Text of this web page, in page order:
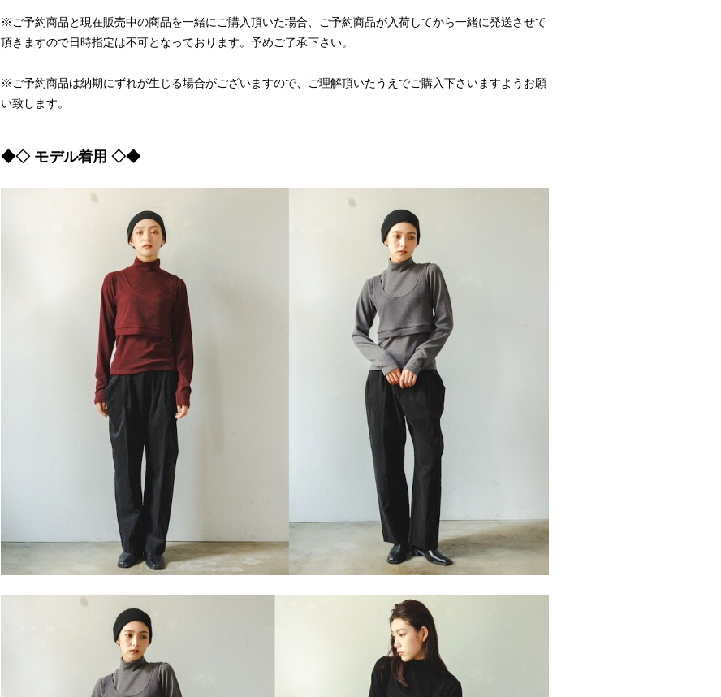
※ご予約商品と現在販売中の商品を一緒にご購入頂いた場合、ご予約商品が入荷してから一緒に発送させて
頂きますので日時指定は不可となっております。予めご了承下さい。
※ご予約商品は納期にずれが生じる場合がございますので、ご理解頂いたうえでご購入下さいますようお願
い致します。
◆◇ モデル着用 ◇◆